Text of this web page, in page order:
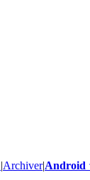
|Archiver|Android